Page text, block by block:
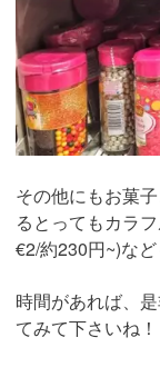
その他にもお菓
るとってもカラ
€2/約230円~)な
時間があれば、
てみて下さいね！